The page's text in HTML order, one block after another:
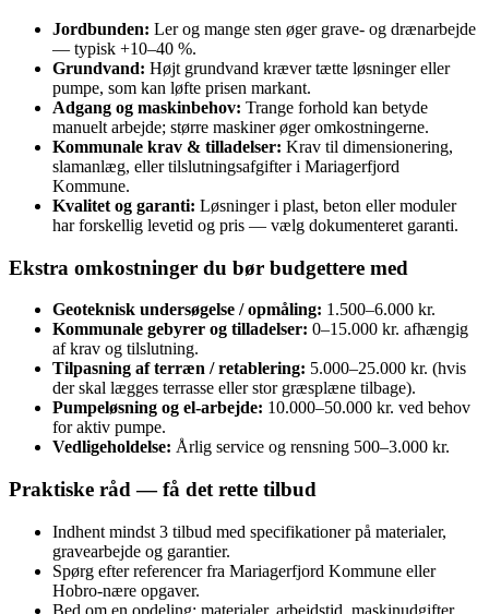
Jordbunden: Ler og mange sten øger grave- og drænarbejde
— typisk +10–40 %.
Grundvand: Højt grundvand kræver tætte løsninger eller
pumpe, som kan løfte prisen markant.
Adgang og maskinbehov: Trange forhold kan betyde
manuelt arbejde; større maskiner øger omkostningerne.
Kommunale krav & tilladelser: Krav til dimensionering,
slamanlæg, eller tilslutningsafgifter i Mariagerfjord
Kommune.
Kvalitet og garanti: Løsninger i plast, beton eller moduler
har forskellig levetid og pris — vælg dokumenteret garanti.
Ekstra omkostninger du bør budgettere med
Geoteknisk undersøgelse / opmåling: 1.500–6.000 kr.
Kommunale gebyrer og tilladelser: 0–15.000 kr. afhængig
af krav og tilslutning.
Tilpasning af terræn / retablering: 5.000–25.000 kr. (hvis
der skal lægges terrasse eller stor græsplæne tilbage).
Pumpeløsning og el‑arbejde: 10.000–50.000 kr. ved behov
for aktiv pumpe.
Vedligeholdelse: Årlig service og rensning 500–3.000 kr.
Praktiske råd — få det rette tilbud
Indhent mindst 3 tilbud med specifikationer på materialer,
gravearbejde og garantier.
Spørg efter referencer fra Mariagerfjord Kommune eller
Hobro‑nære opgaver.
Bed om en opdeling: materialer, arbejdstid, maskinudgifter,